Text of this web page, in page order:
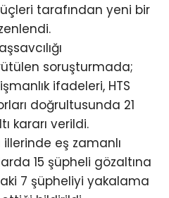
tarafından yeni bir
soruşturmada;
ifadeleri, HTS
doğrultusunda 21
kararı verildi.
eş zamanlı
15 şüpheli gözaltına
7 şüpheliyi yakalama